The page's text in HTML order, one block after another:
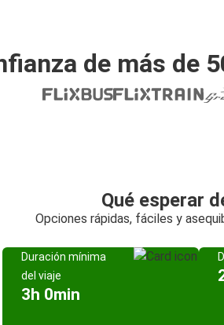
de más de
Qué esperar
Opciones rápidas, fáciles y
Duración mínima
del viaje
3h 0min